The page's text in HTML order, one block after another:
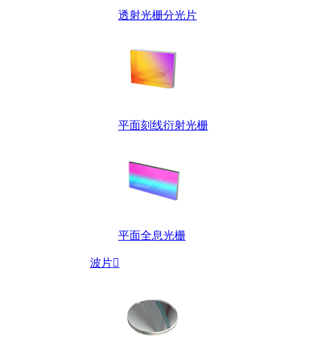
透射光栅分光片
平面刻线衍射光栅
平面全息光栅
波片